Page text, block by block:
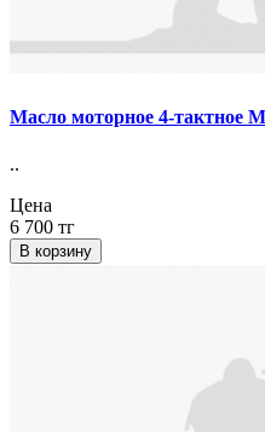
Масло моторное 4-тактное
..
Цена
6 700 тг
В корзину